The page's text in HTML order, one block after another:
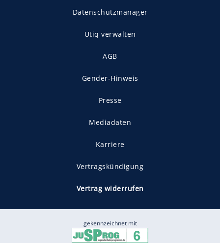
Datenschutzmanager
Utiq verwalten
AGB
Gender-Hinweis
Presse
Mediadaten
Karriere
Vertragskündigung
Vertrag widerrufen
gekennzeichnet mit